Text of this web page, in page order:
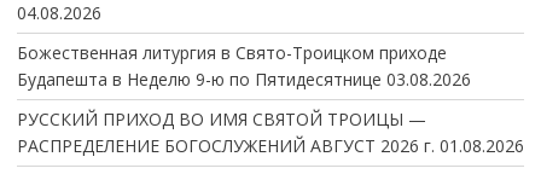
04.08.2026
Божественная литургия в Свято-Троицком приходе
Будапешта в Неделю 9-ю по Пятидесятнице 03.08.2026
РУССКИЙ ПРИХОД ВО ИМЯ СВЯТОЙ ТРОИЦЫ —
РАСПРЕДЕЛЕНИЕ БОГОСЛУЖЕНИЙ АВГУСТ 2026 г. 01.08.2026